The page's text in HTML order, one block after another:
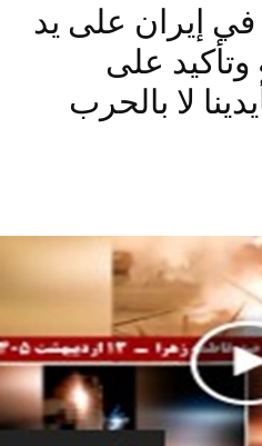
إيران علی ید
علی
لا بالحرب